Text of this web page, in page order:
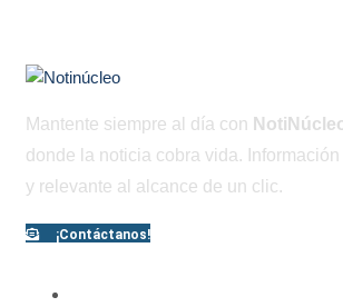
Mantente siempre al día con
donde la noticia cobra vida. Información
y relevante al alcance de un clic.
¡Contáctanos!